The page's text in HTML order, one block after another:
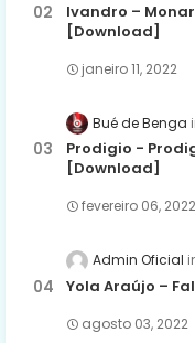
Ivandro –
[Download]
janeiro 11, 2022
Bué de Benga
Prodigio -
[Download]
fevereiro 06, 2022
Admin Oficial
Yola Araújo –
agosto 03, 2022